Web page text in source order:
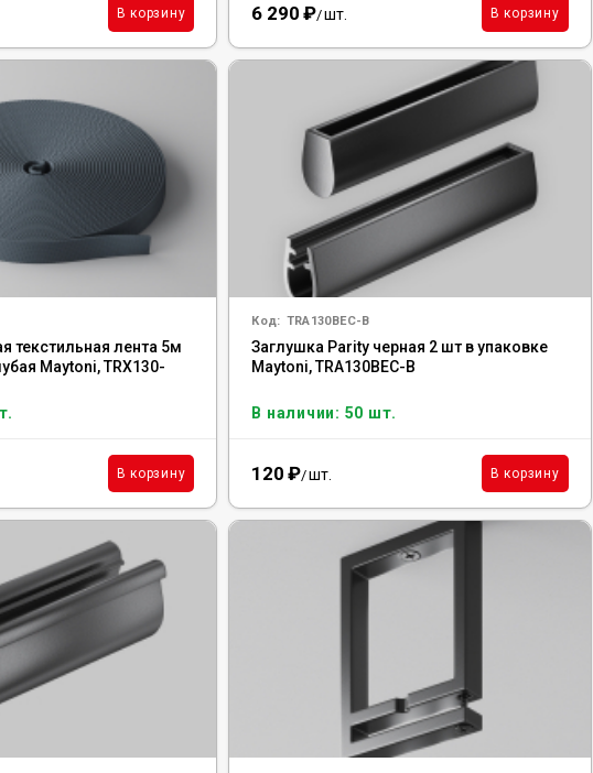
В корзину 6 290 ₽/шт. В корзину
текстильная лента 5м
Maytoni, TRX130-
В корзину
Код: TRA130BEC-B
Заглушка Parity черная 2 шт в упаковке
Maytoni, TRA130BEC-B
В наличии: 50 шт.
120 ₽/шт. В корзину